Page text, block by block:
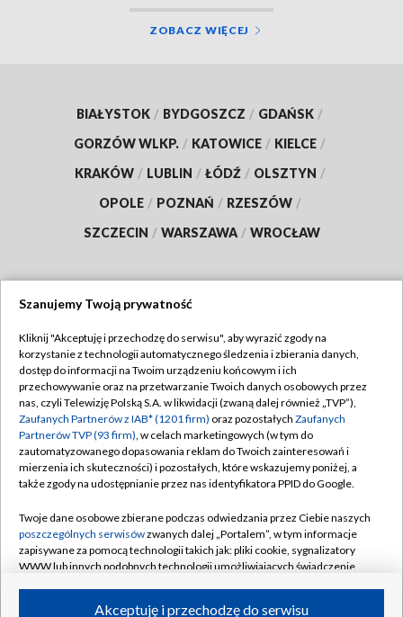
ZOBACZ WIĘCEJ
BIAŁYSTOK / BYDGOSZCZ / GDAŃSK /
GORZÓW WLKP. / KATOWICE / KIELCE /
KRAKÓW / LUBLIN / ŁÓDŹ / OLSZTYN /
OPOLE / POZNAŃ / RZESZÓW /
SZCZECIN / WARSZAWA / WROCŁAW
TVP
Abonament TVP
Emisja w TVP
Centrum informacji TVP
Naziemna Telewizja Cyfrowa
Rada Programowa
System NOS
Informacje o nadawcy
Regulamin TVP
Polityka prywatności
Moje zgody
Pomoc
Kontakt
Kanały
Szanujemy Twoją prywatność
Kliknij "Akceptuję i przechodzę do serwisu", aby wyrazić zgody na
korzystanie z technologii automatycznego śledzenia i zbierania danych,
dostęp do informacji na Twoim urządzeniu końcowym i ich
przechowywanie oraz na przetwarzanie Twoich danych osobowych przez
nas, czyli Telewizję Polską S.A. w likwidacji (zwaną dalej również „TVP”),
Zaufanych Partnerów z IAB* (1201 firm) oraz pozostałych Zaufanych
Partnerów TVP (93 firm), w celach marketingowych (w tym do
zautomatyzowanego dopasowania reklam do Twoich zainteresowań i
mierzenia ich skuteczności) i pozostałych, które wskazujemy poniżej, a
także zgody na udostępnianie przez nas identyfikatora PPID do Google.
Twoje dane osobowe zbierane podczas odwiedzania przez Ciebie naszych
poszczególnych serwisówzwanych dalej „Portalem”, w tym informacje
zapisywane za pomocą technologii takich jak: pliki cookie, sygnalizatory
WWW lub innych podobnych technologii umożliwiających świadczenie
Akceptuję i przechodzę do serwisu